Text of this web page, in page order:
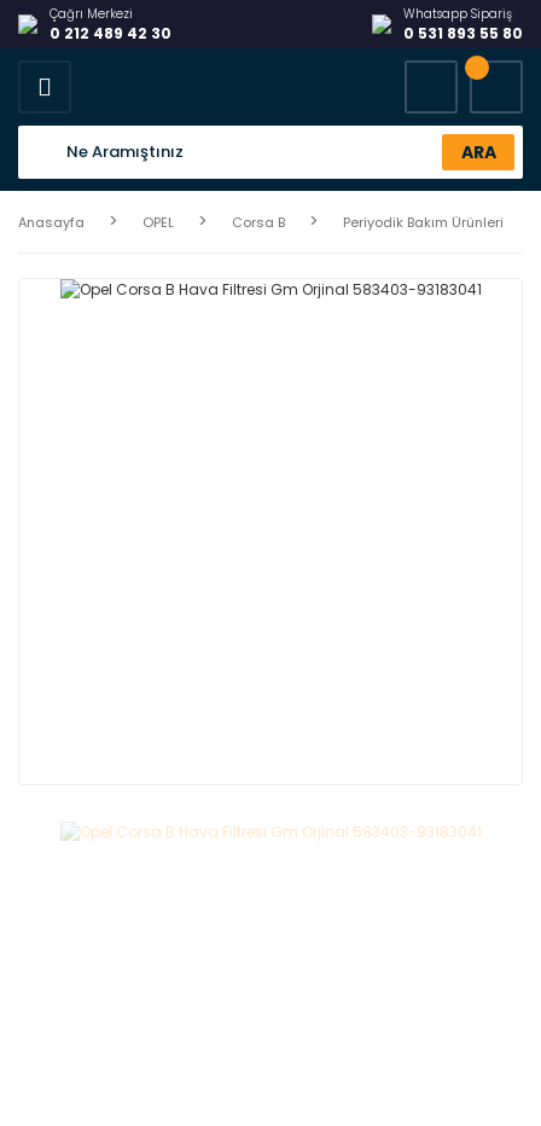
Çağrı Merkezi
0 212 489 42 30
Whatsapp Sipariş
0 531 893 55 80
ARA
Anasayfa OPEL Corsa B Periyodik Bakım Ürünleri